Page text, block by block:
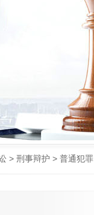
> 刑事辩护 > 普通犯罪